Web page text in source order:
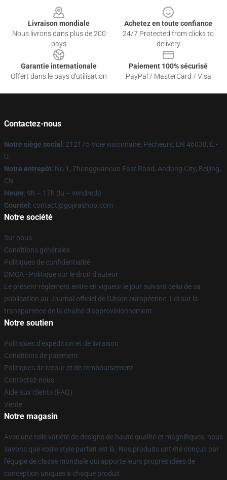
Livraison mondiale
Nous livrons dans plus de 200
pays
Achetez en toute confiance
24/7 Protected from clicks to
delivery
Garantie internationale
Offert dans le pays d'utilisation
Paiement 100% sécurisé
PayPal / MasterCard / Visa
Contactez-nous
Notre siège social : 212175 Voie visionnaire, Pêcheurs, EN 46038, É.-
U.
Notre entrepôt: No 1, Zhongguancun East Road, Andong City, Beijing,
CN
Heure: 9h – 17h (lu – vendredi)
Courriel : contact@gojirashop.com
Notre société
Sur nous
Conditions générales
Politiques de confidentialité
DMCA - Politique sur le droit d'auteur
Le présent règlement entre en vigueur le jour suivant celui de sa
publication au Journal officiel de l'Union européenne. Loi sur la
transparence de la chaîne d'approvisionnement
Notre soutien
Politiques d'expédition et de livraison
Conditions de paiement
Politiques de retour et de remboursement
Contactez-nous
Aide aux clients (FAQ)
Vente
Notre magasin
Avec une telle variété de designs de haute qualité et magnifiques, nous
savons que votre style parfait est là. Nos produits ont été conçus par
l'équipe de classe mondiale qui apporte leurs propres idées de
conception uniques à chaque produit.